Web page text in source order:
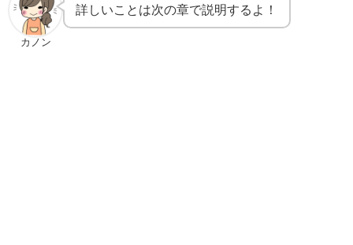
カノン
詳しいことは次の章で説明するよ！